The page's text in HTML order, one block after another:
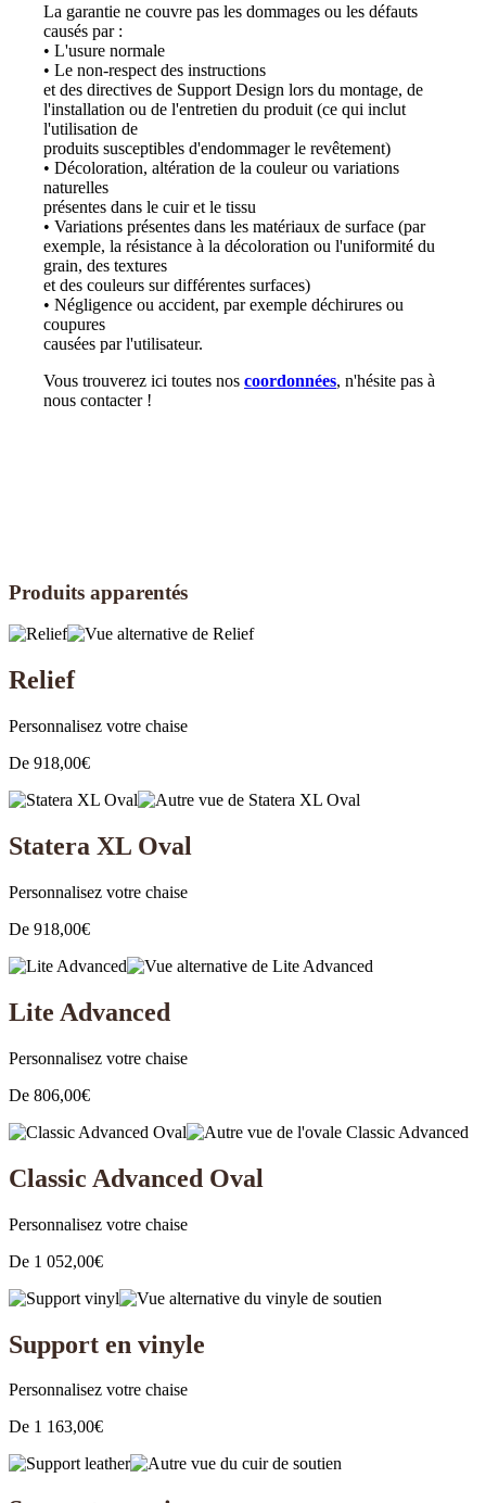
La garantie ne couvre pas les dommages ou les défauts
causés par :
• L'usure normale
• Le non-respect des instructions
et des directives de Support Design lors du montage, de
l'installation ou de l'entretien du produit (ce qui inclut
l'utilisation de
produits susceptibles d'endommager le revêtement)
• Décoloration, altération de la couleur ou variations
naturelles
présentes dans le cuir et le tissu
• Variations présentes dans les matériaux de surface (par
exemple, la résistance à la décoloration ou l'uniformité du
grain, des textures
et des couleurs sur différentes surfaces)
• Négligence ou accident, par exemple déchirures ou
coupures
causées par l'utilisateur.
Vous trouverez ici toutes nos coordonnées, n'hésite pas à
nous contacter !
Produits apparentés
Relief
Personnalisez votre chaise
De 918,00€
Statera XL Oval
Personnalisez votre chaise
De 918,00€
Lite Advanced
Personnalisez votre chaise
De 806,00€
Classic Advanced Oval
Personnalisez votre chaise
De 1 052,00€
Support en vinyle
Personnalisez votre chaise
De 1 163,00€